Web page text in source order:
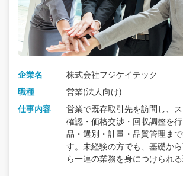
企業名
株式会社フジケイテック
職種
営業(法人向け)
仕事内容
営業で既存取引先を訪問し、
確認・価格交渉・回収調整を
品・選別・計量・品質管理ま
す。未経験の方でも、基礎か
ら一連の業務を身につけられる